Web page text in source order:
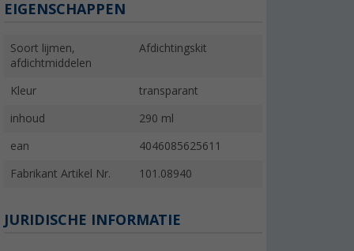
EIGENSCHAPPEN
Soort lijmen,
afdichtmiddelen
Afdichtingskit
Kleur transparant
inhoud 290 ml
ean 4046085625611
Fabrikant Artikel Nr. 101.08940
JURIDISCHE INFORMATIE